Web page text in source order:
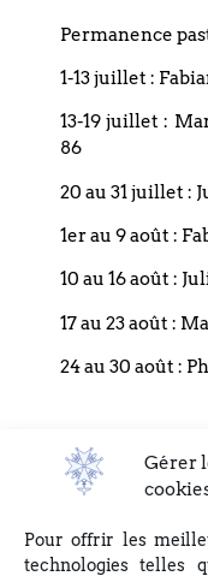
Gérer
Pour offrir les
technologies telles
Les informations
Réformée du Bouclier,
demandes. Ces
Conformément à la loi
DU BOUCLIER, 4 rue
écrivant à
Permanence
1-13 juillet :
13-19 juillet :
86
20 au 31 juillet :
1er au 9 août :
10 au 16 août :
17 au 23 août :
24 au 30 août :